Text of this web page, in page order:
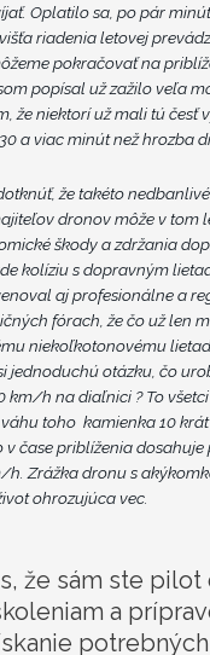
Oplatilo sa, po pár
riadenia letovej
pokračovať na
popísal už zažilo veľa
že niektorí už mali tú česť
a viac minút než hrozba
že takéto
dronov môže v tom
škody a zdržania
kolíziu s dopravným
aj profesionálne a
fórach, že čo už len
niekoľkotonovému
jednoduchú otázku, čo
km/h na diaľnici ? To
toho kamienka 10
v čase priblíženia
h. Zrážka dronu s
ohrozujúca vec.
že sám ste pilot
a